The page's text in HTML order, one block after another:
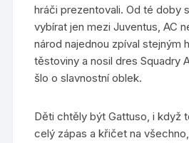
hráči prezentovali. Od té doby
vybírat jen mezi Juventus, AC
národ najednou zpíval stejným
těstoviny a nosil dres Squadry
šlo o slavnostní oblek.
Děti chtěly být Gattuso, i když
celý zápas a křičet na